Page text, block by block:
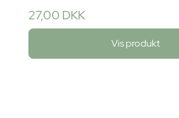
27,00 DKK
Vis produkt